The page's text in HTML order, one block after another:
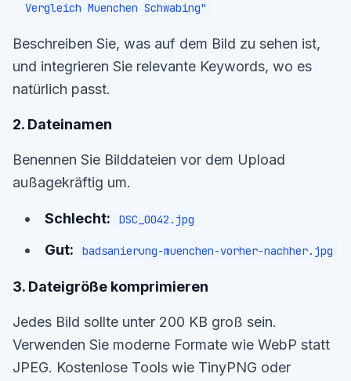
Vergleich Muenchen Schwabing"
Beschreiben Sie, was auf dem Bild zu sehen ist,
und integrieren Sie relevante Keywords, wo es
natürlich passt.
2. Dateinamen
Benennen Sie Bilddateien vor dem Upload
außagekräftig um.
Schlecht: DSC_0042.jpg
Gut: badsanierung-muenchen-vorher-nachher.jpg
3. Dateigröße komprimieren
Jedes Bild sollte unter 200 KB groß sein.
Verwenden Sie moderne Formate wie WebP statt
JPEG. Kostenlose Tools wie TinyPNG oder